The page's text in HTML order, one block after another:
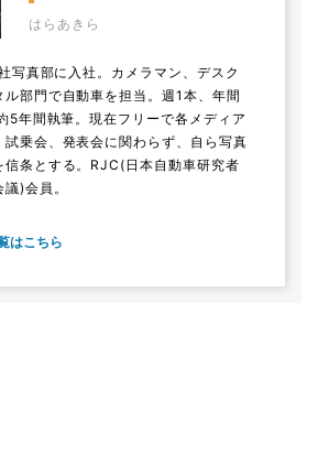
はらあきら
写真部に入社。カメラマン、デスク
ル部門で自動車を担当。週1本、年間
5年間執筆。現在フリーで各メディア
試乗会、発表会に関わらず、自ら写真
信条とする。RJC(日本自動車研究者
)会員。
はこちら